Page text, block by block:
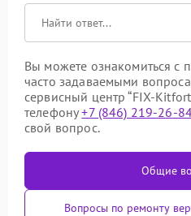
Вы можете ознакомиться с
часто задаваемыми
сервисный центр “FIX-
телефону+7 (846) 219-26-
свой вопрос.
Общие
Вопросы по ремонту